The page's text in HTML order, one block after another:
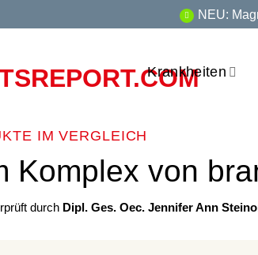
NEU:
Krankheiten
IM VERGLEICH
Komplex von
durch Dipl. Ges. Oec. Jennifer Ann